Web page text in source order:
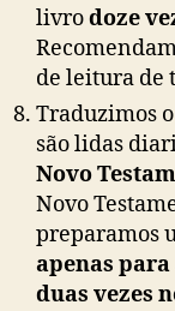
livrodoze
de leitura de
Traduzimos o
são lidas
Novo
Novo
preparamos
apenas
duas vezes